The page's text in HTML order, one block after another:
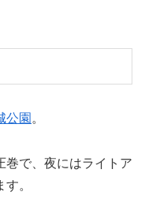
公園 。
巻で、夜にはライトア
。